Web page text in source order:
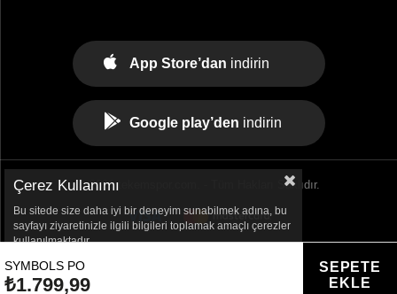
SYMBOLS PO
₺1.799,99
App Store’dan indirin
Google play’den indirin
© 2021 tekemspor.com. - Tüm Hakları Saklıdır.
Çerez Kullanımı
Bu sitede size daha iyi bir deneyim sunabilmek adına, bu
sayfayı ziyaretinizle ilgili bilgileri toplamak amaçlı çerezler
kullanılmaktadır.